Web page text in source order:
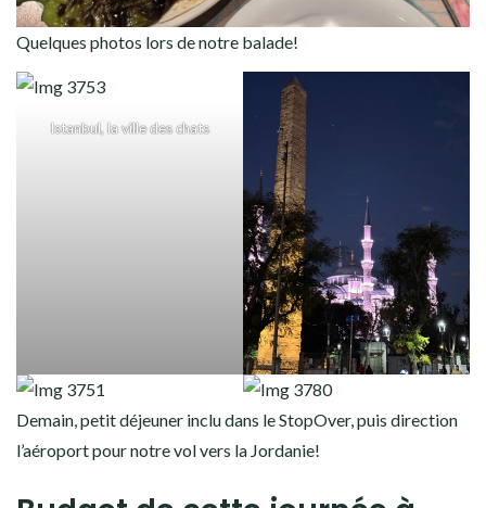
Quelques photos lors de notre balade!
Istanbul, la ville des chats
Demain, petit déjeuner inclu dans le StopOver, puis direction
l’aéroport pour notre vol vers la Jordanie!